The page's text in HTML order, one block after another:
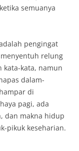
semuanya
pengingat
relung
kata-kata, namun
dalam-
di
pagi, ada
dan makna hidup
pikuk keseharian.